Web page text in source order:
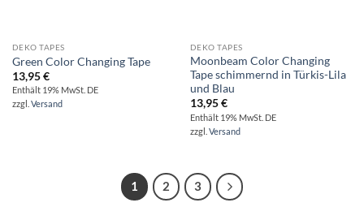
DEKO TAPES
Green Color Changing Tape
13,95€
Enthält 19% MwSt. DE
zzgl. Versand
DEKO TAPES
Moonbeam Color Changing
Tape schimmernd in Türkis-Lila
und Blau
13,95€
Enthält 19% MwSt. DE
zzgl. Versand
1 2 3